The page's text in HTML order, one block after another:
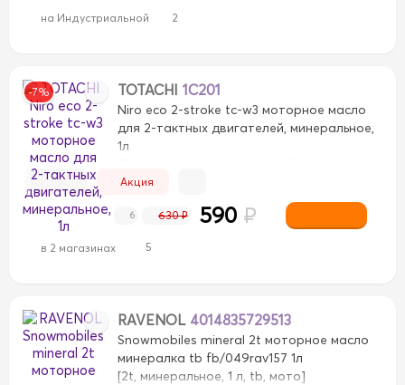
на Индустриальной 2
-7% TOTACHI 1C201
Niro eco 2-stroke tc-w3 моторное масло
для 2-тактных двигателей, минеральное,
1л
Акция
в 2 магазинах 5
6 630 ₽ 590 ₽
RAVENOL 4014835729513
Snowmobiles mineral 2t моторное масло
минералка tb fb/049rav157 1л
[2t, минеральное, 1 л, tb, мото]